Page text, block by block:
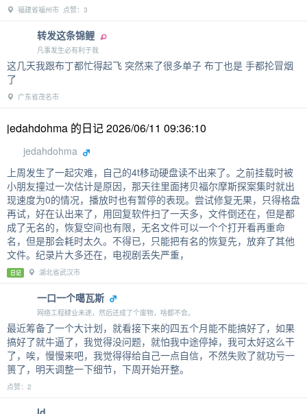
福建省福州市 点赞：3
转发这条锦鲤
凡事发生必有利于我
这几天我跟布丁都忙得起飞 突然来了很多单子 布丁也是 手都抡冒烟
了
广东省茂名市
jedahdohma 的日记 2026/06/11 09:36:10
jedahdohma
上周发生了一起灾难，自己的4t移动硬盘读不出来了。之前挂载时被
小朋友撞过一次估计是原因，那天往里面拷贝福尔摩斯探案集时就出
现速度为0的情况，播放时也有暂停的表现。尝试修复无果，只得格盘
再试，好在认出来了，用回复软件扫了一天多，文件倒还在，但是都
成了无名的，恢复空间也有限，无名文件可以一个个打开看再重命
名，但是那会耗时太久。不得已，只能把有名的恢复先，放弃了其他
文件。纪录片大多还在，电视剧丢失严重，
日记 湖北省武汉市
一口一个噶瓦斯
网络工程肄业未遂，然后还成了个废物，啥都不会。
最近筹备了一个大计划，就看接下来的四五个月能不能搞好了，如果
搞好了就牛逼了，我觉得没问题，就怕我中途停掉，我可太好这么干
了，唉，慢慢来吧，我觉得得给自己一点自信，不然失败了就功亏一
篑了，明天调整一下细节，下周开始开整。
点赞：2